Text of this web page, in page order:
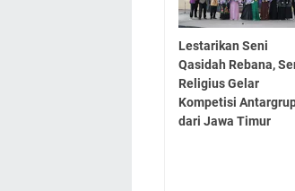
Lestarikan Seni
Qasidah Rebana,
Religius Gelar
Kompetisi
dari Jawa Timur